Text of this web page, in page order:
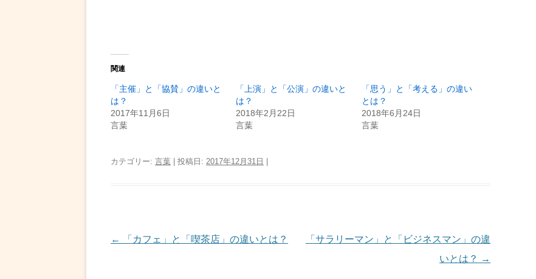
関連
「主催」と「協賛」の違いと
は？
2017年11月6日
言葉
「上演」と「公演」の違いと
は？
2018年2月22日
言葉
「思う」と「考える」の違い
とは？
2018年6月24日
言葉
カテゴリー: 言葉 | 投稿日: 2017年12月31日
投
← 「カフェ」と「喫茶店」の違いとは？
「サラリーマン」と「ビジネスマン」の違
いとは？
→